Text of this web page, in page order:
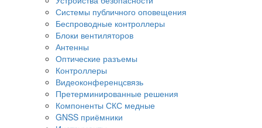
Системы публичного оповещения
Беспроводные контроллеры
Блоки вентиляторов
Антенны
Оптические разъемы
Контроллеры
Видеоконференцсвязь
Претерминированные решения
Компоненты СКС медные
GNSS приёмники